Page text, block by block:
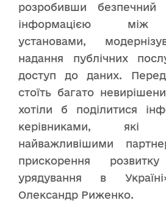
розробивши безпечний
інформацією між
установами,
надання публічних
доступ до даних.
стоїть багато
хотіли б поділитися
керівниками,
найважливішими
прискорення
урядування в
Олександр Риженко.